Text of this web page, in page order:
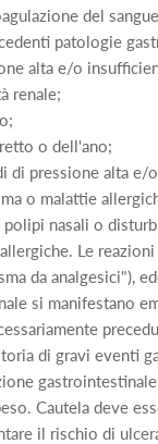
del
patologie
alta e/o
renale;
o dell'ano;
di pressione alta e/
o malattie
nasali o
Le
da analgesici"),
si manifestano
di gravi eventi
Cautela deve
il rischio di